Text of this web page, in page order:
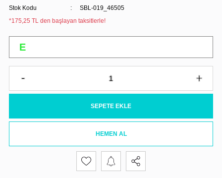
Stok Kodu
SBL-019_46505
*175,25 TL den başlayan taksitlerle!
SEPETE EKLE
HEMEN AL